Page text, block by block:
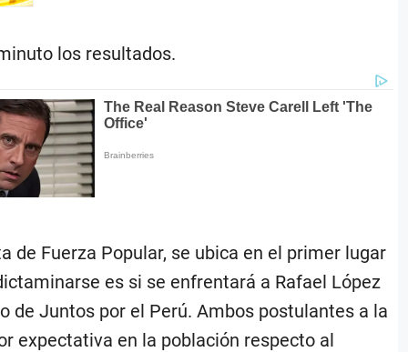
los resultados.
de Fuerza Popular, se ubica en el primer lugar
es si se enfrentará a Rafael López
de Juntos por el Perú. Ambos postulantes a la
expectativa en la población respecto al